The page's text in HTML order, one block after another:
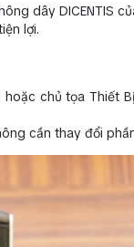
dây DICENTIS
lợi.
chủ tọa Thiết
cần thay đổi